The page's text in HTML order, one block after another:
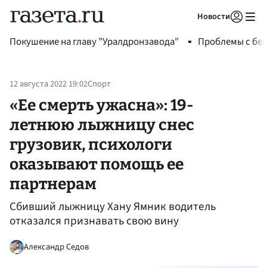
Новости
Покушение на главу "Уралдронзавода" Проблемы с
12 августа 2022 19:02Спорт
«Ее смерть ужасна»: 19-
летнюю лыжницу снес
грузовик, психологи
оказывают помощь ее
партнерам
Сбивший лыжницу Хану Ямник водитель
отказался признавать свою вину
Александр Седов